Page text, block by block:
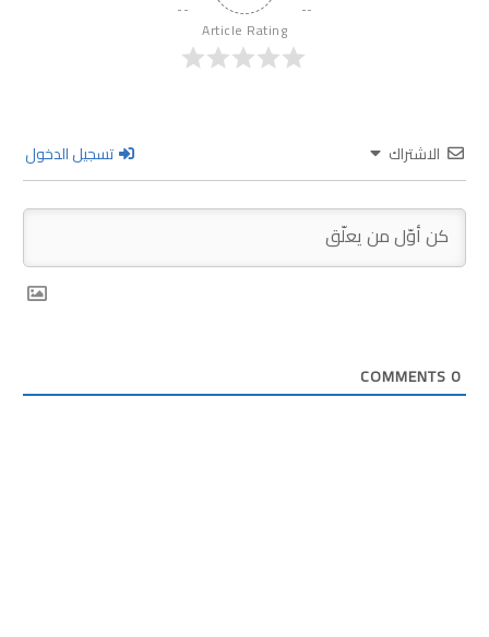
Article Rating
الاشتراك تسجيل الدخول
0